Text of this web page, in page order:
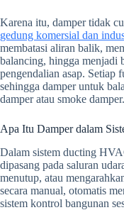
Karena itu, damper tidak
gedung komersial dan
membatasi aliran balik,
balancing, hingga menjadi
pengendalian asap. Setiap
sehingga damper untuk
damper atau smoke damper.
Apa Itu Damper dalam
Dalam sistem ducting
dipasang pada saluran
menutup, atau
secara manual, otomatis
sistem kontrol bangunan